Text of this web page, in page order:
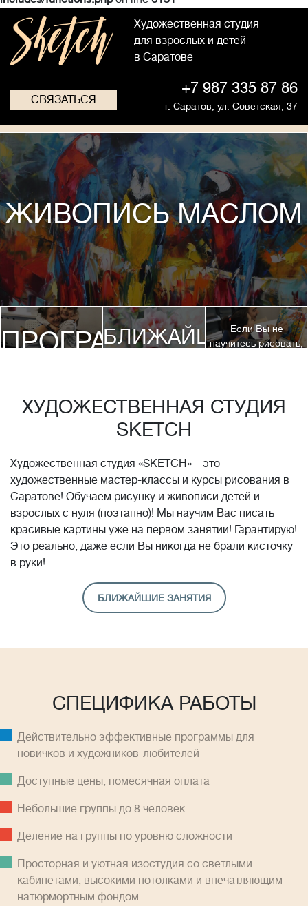
Художественная студия
для взрослых и детей
в Саратове
СВЯЗАТЬСЯ
+7 987 335 87 86
г. Саратов, ул. Советская, 37
ЖИВОПИСЬ МАСЛОМ
ПРОГРАММЫ
БЛИЖАЙШИЕЕсли Вы не
научитесь рисовать,
стоимость обучения!*
ХУДОЖЕСТВЕННАЯ СТУДИЯ
SKETCH
Художественная студия «SKETCH» – это
художественные мастер-классы и курсы рисования в
Саратове! Обучаем рисунку и живописи детей и
взрослых с нуля (поэтапно)! Мы научим Вас писать
красивые картины уже на первом занятии! Гарантирую!
Это реально, даже если Вы никогда не брали кисточку
в руки!
БЛИЖАЙШИЕ ЗАНЯТИЯ
СПЕЦИФИКА РАБОТЫ
Действительно эффективные программы для
новичков и художников-любителей
Доступные цены, помесячная оплатa
Небольшие группы до 8 человек
Деление на группы по уровню сложности
Просторная и уютная изостудия со светлыми
кабинетами, высокими потолками и впечатляющим
натюрмортным фондом